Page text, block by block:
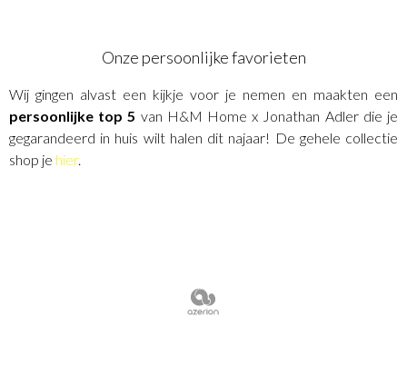
Onze persoonlijke favorieten
Wij gingen alvast een kijkje voor je nemen en maakten een
persoonlijke top 5 van H&M Home x Jonathan Adler die je
gegarandeerd in huis wilt halen dit najaar! De gehele collectie
shop je hier.